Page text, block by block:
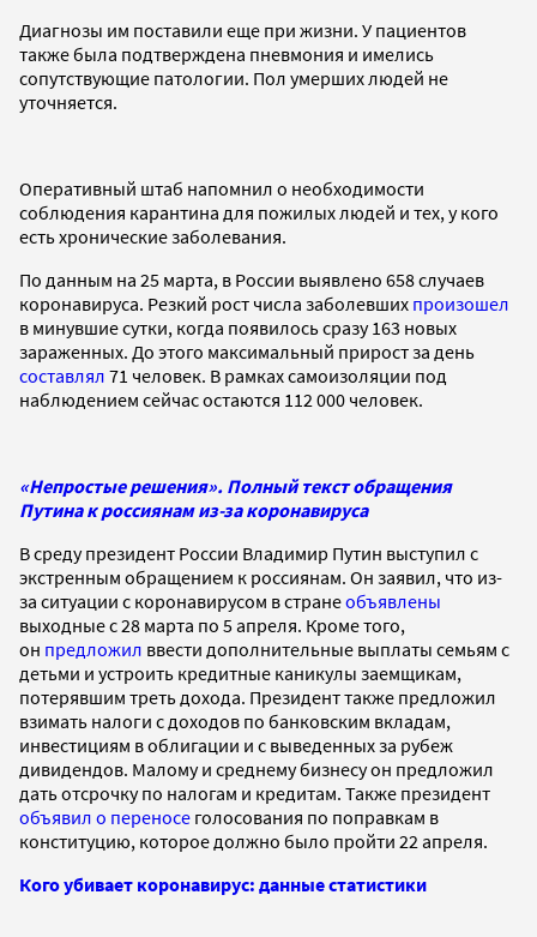
Диагнозы им поставили еще при жизни. У пациентов
также была подтверждена пневмония и имелись
сопутствующие патологии. Пол умерших людей не
уточняется.
Оперативный штаб напомнил о необходимости
соблюдения карантина для пожилых людей и тех, у кого
есть хронические заболевания.
По данным на 25 марта, в России выявлено 658 случаев
коронавируса. Резкий рост числа заболевших произошел
в минувшие сутки, когда появилось сразу 163 новых
зараженных. До этого максимальный прирост за день
составлял 71 человек. В рамках самоизоляции под
наблюдением сейчас остаются 112 000 человек.
«Непростые решения». Полный текст обращения
Путина к россиянам из-за коронавируса
В среду президент России Владимир Путин выступил с
экстренным обращением к россиянам. Он заявил, что из-
за ситуации с коронавирусом в странеобъявлены
выходные с 28 марта по 5 апреля. Кроме того,
он предложил ввести дополнительные выплаты семьям с
детьми и устроить кредитные каникулы заемщикам,
потерявшим треть дохода. Президент также предложил
взимать налоги с доходов по банковским вкладам,
инвестициям в облигации и с выведенных за рубеж
дивидендов. Малому и среднему бизнесу он предложил
дать отсрочку по налогам и кредитам. Также президент
объявил о переносе голосования по поправкам в
конституцию, которое должно было пройти 22 апреля.
Кого убивает коронавирус: данные статистики